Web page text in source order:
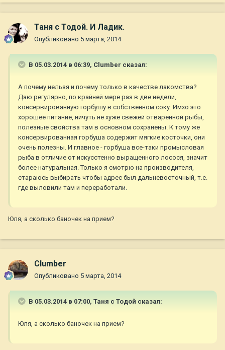
Таня с Тодой. И Ладик.
Опубликовано 5 марта, 2014
В 05.03.2014 в 06:39, Clumber сказал:
А почему нельзя и почему только в качестве лакомства?
Даю регулярно, по крайней мере раз в две недели,
консервированную горбушу в собственном соку. Имхо это
хорошее питание, ничуть не хуже свежей отваренной рыбы,
полезные свойства там в основном сохранены. К тому же
консервированная горбуша содержит мягкие косточки, они
очень полезны. И главное - горбуша все-таки промысловая
рыба в отличие от искусстенно выращенного лосося, значит
более натуральная. Только я смотрю на производителя,
стараюсь выбирать чтобы адрес был дальневосточный, т.е.
где выловили там и переработали.
Юля, а сколько баночек на прием?
Clumber
Опубликовано 5 марта, 2014
В 05.03.2014 в 07:00, Таня с Тодой сказал:
Юля, а сколько баночек на прием?